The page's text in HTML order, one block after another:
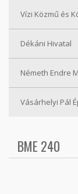
Vízi Közmű és
Dékáni Hivatal
Németh Endre
Vásárhelyi Pál
BME 240